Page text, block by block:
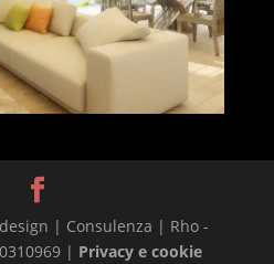
| Consulenza | Rho -
| Privacy e cookie